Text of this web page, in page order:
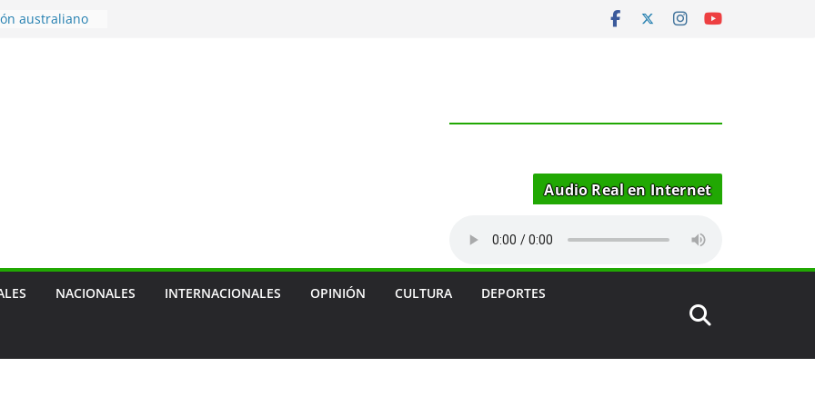
amenaza
enfrentar
combustible
por
localidad
medallas
Domingo
Audio Real en Internet
NACIONALES INTERNACIONALES OPINIÓN CULTURA DEPORTES